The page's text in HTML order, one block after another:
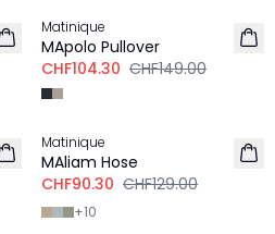
Matinique
MApolo Pullover
CHF104.30 CHF149.00
-30%
Matinique
MAliam Hose
CHF90.30 CHF129.00
+10
-30%